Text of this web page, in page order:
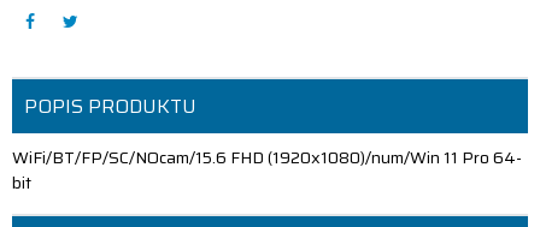
POPIS PRODUKTU
WiFi/BT/FP/SC/NOcam/15.6 FHD (1920x1080)/num/Win 11 Pro 64-
bit